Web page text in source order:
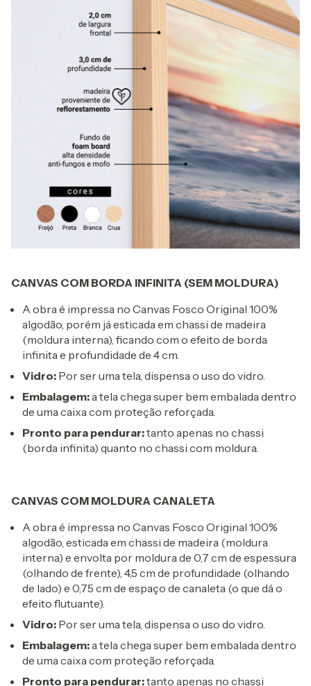
CANVAS COM BORDA INFINITA (SEM MOLDURA)
A obra é impressa no Canvas Fosco Original 100%
algodão, porém já esticada em chassi de madeira
(moldura interna), ficando com o efeito de borda
infinita e profundidade de 4 cm.
Vidro: Por ser uma tela, dispensa o uso do vidro.
Embalagem:a tela chega super bem embalada dentro
de uma caixa com proteção reforçada.
Pronto para pendurar:tanto apenas no chassi
(borda infinita) quanto no chassi com moldura.
CANVAS COM MOLDURA CANALETA
A obra é impressa no Canvas Fosco Original 100%
algodão, esticada em chassi de madeira (moldura
interna) e envolta por moldura de 0,7 cm de espessura
(olhando de frente), 4,5 cm de profundidade (olhando
de lado) e 0,75 cm de espaço de canaleta (o que dá o
efeito flutuante).
Vidro: Por ser uma tela, dispensa o uso do vidro.
Embalagem:a tela chega super bem embalada dentro
de uma caixa com proteção reforçada.
Pronto para pendurar:tanto apenas no chassi